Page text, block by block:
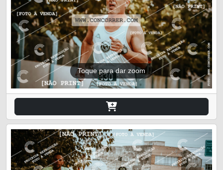
Toque para dar zoom